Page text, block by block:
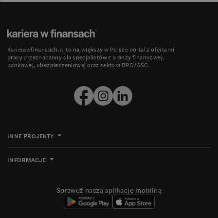
Karierawfinansach.pl to największy w Polsce portal z ofertami
pracy przeznaczony dla specjalistów z branży finansowej,
bankowej, ubezpieczeniowej oraz sektora BPO/SSC.
INNE PROJEKTY
INFORMACJE
Sprawdź naszą aplikację mobilną